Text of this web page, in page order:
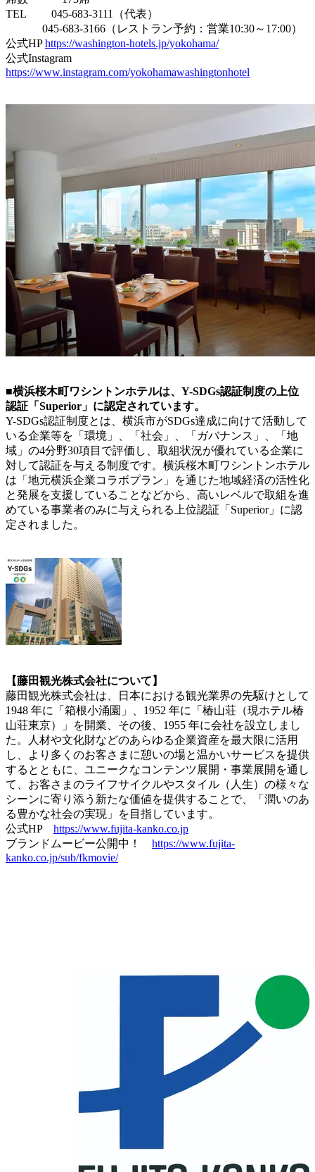
TEL 045-683-3111（代表）
045-683-3166（レストラン予約：営業10:30～17:00）
公式HPhttps://washington-hotels.jp/yokohama/
公式Instagram
https://www.instagram.com/yokohamawashingtonhotel
■横浜桜木町ワシントンホテルは、Y-SDGs認証制度の上位
認証「Superior」に認定されています。
Y-SDGs認証制度とは、横浜市がSDGs達成に向けて活動して
いる企業等を「環境」、「社会」、「ガバナンス」、「地
域」の4分野30項目で評価し、取組状況が優れている企業に
対して認証を与える制度です。横浜桜木町ワシントンホテル
は「地元横浜企業コラボプラン」を通じた地域経済の活性化
と発展を支援していることなどから、高いレベルで取組を進
めている事業者のみに与えられる上位認証「Superior」に認
定されました。
【藤田観光株式会社について】
藤田観光株式会社は、日本における観光業界の先駆けとして
1948 年に「箱根小涌園」、1952 年に「椿山荘（現ホテル椿
山荘東京）」を開業、その後、1955 年に会社を設立しまし
た。人材や文化財などのあらゆる企業資産を最大限に活用
し、より多くのお客さまに憩いの場と温かいサービスを提供
するとともに、ユニークなコンテンツ展開・事業展開を通し
て、お客さまのライフサイクルやスタイル（人生）の様々な
シーンに寄り添う新たな価値を提供することで、「潤いのあ
る豊かな社会の実現」を目指しています。
公式HP https://www.fujita-kanko.co.jp
ブランドムービー公開中！ https://www.fujita-
kanko.co.jp/sub/fkmovie/